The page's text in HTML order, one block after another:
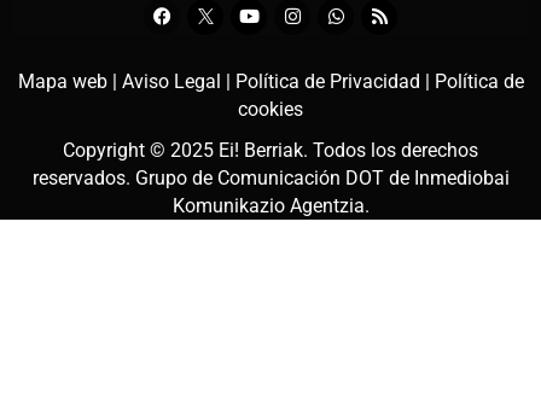
Mapa web | Aviso Legal | Política de Privacidad | Política de
cookies
Copyright © 2025 Ei! Berriak. Todos los derechos
reservados. Grupo de Comunicación DOT de Inmediobai
Komunikazio Agentzia.